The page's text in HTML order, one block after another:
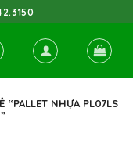
“PALLET NHỰA PL07LS